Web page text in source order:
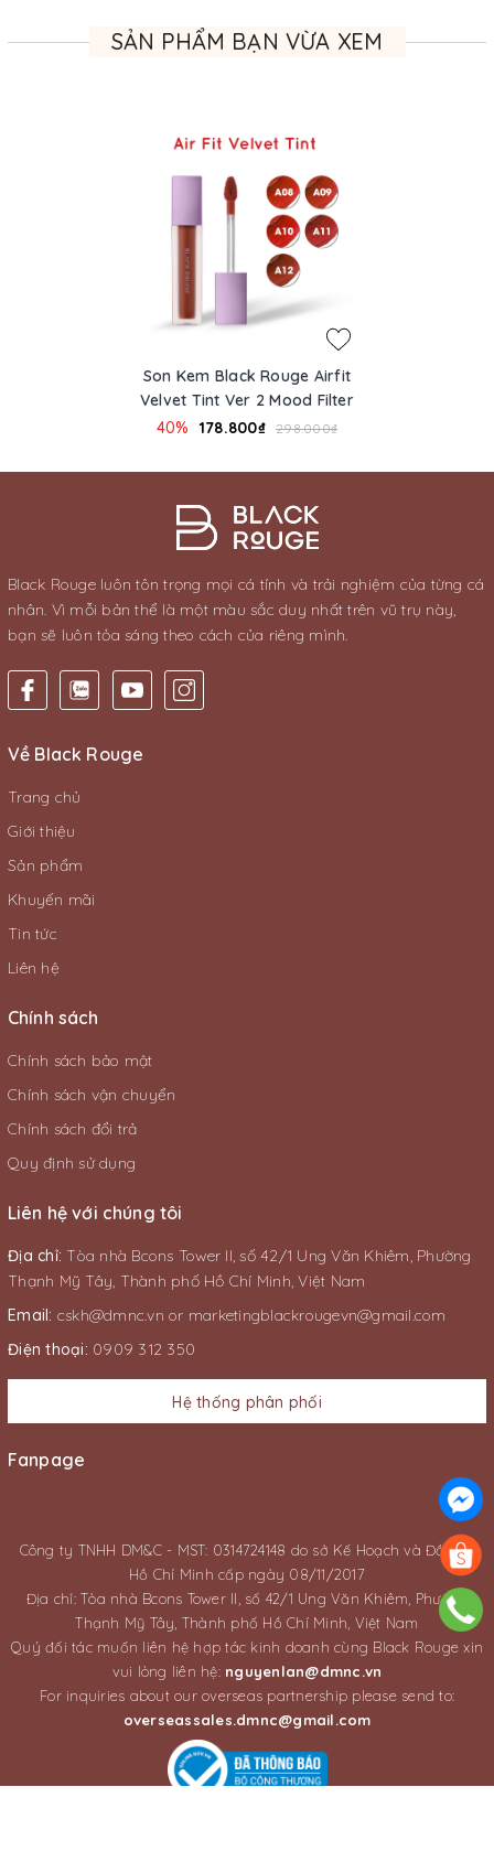
SẢN PHẨM BẠN VỪA XEM
Son Kem Black Rouge Airfit
Velvet Tint Ver 2 Mood Filter
40%
178.800₫ 298.000₫
Black Rouge luôn tôn trọng mọi cá tính và trải nghiệm của từng cá
nhân. Vì mỗi bản thể là một màu sắc duy nhất trên vũ trụ này,
bạn sẽ luôn tỏa sáng theo cách của riêng mình.
Về Black Rouge
Trang chủ
Giới thiệu
Sản phẩm
Khuyến mãi
Tin tức
Liên hệ
Chính sách
Chính sách bảo mật
Chính sách vận chuyển
Chính sách đổi trả
Quy định sử dụng
Liên hệ với chúng tôi
Địa chỉ: Tòa nhà Bcons Tower II, số 42/1 Ung Văn Khiêm, Phường
Thạnh Mỹ Tây, Thành phố Hồ Chí Minh, Việt Nam
Email: cskh@dmnc.vn or marketingblackrougevn@gmail.com
Điện thoại: 0909 312 350
Hệ thống phân phối
Công ty TNHH DM&C - MST: 0314724148 do sở Kế Hoạch và Đầu Tư
Hồ Chí Minh cấp ngày 08/11/2017
Địa chỉ: Tòa nhà Bcons Tower II, số 42/1 Ung Văn Khiêm, Phường
Thạnh Mỹ Tây, Thành phố Hồ Chí Minh, Việt Nam
Quý đối tác muốn liên hệ hợp tác kinh doanh cùng Black Rouge xin
vui lòng liên hệ: nguyenlan@dmnc.vn
For inquiries about our overseas partnership please send to:
overseassales.dmnc@gmail.com
Fanpage